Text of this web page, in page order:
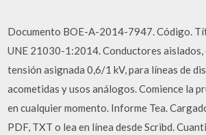
Documento BOE-A-2014-7947. Código.
UNE 21030-1:2014. Conductores aislados,
tensión asignada 0,6/1 kV, para líneas de
acometidas y usos análogos. Comience la
en cualquier momento. Informe Tea.
PDF, TXT o lea en línea desde Scribd.